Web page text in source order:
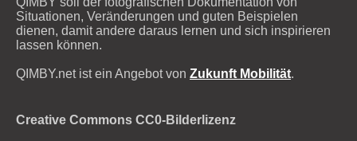
Situationen, Veränderungen und guten Beispielen
dienen, damit andere daraus lernen und sich inspirieren
lassen können.
QIMBY.net ist ein Angebot von Zukunft Mobilität.
Creative Commons CC0-Bilderlizenz